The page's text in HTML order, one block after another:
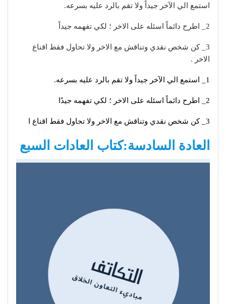
استمع الي الآخر جيداً ولا تقم بالرد عليه بسرعه.
2_ اطرح دائماً اسئله على الاخر ؛ لكي تفهمه جيداً
3_ كن شخص نقدي وتناقش مع الاخر ولا تحاول فقط اقناع
الاخر .
1_ استمع الي الآخر جيداً ولا تقم بالرد عليه بسرعه.
2_ اطرح دائماً اسئله على الاخر ؛ لكي تفهمه جيدًا
3_ كن شخص نقدي وتناقش مع الاخر ولا تحاول فقط اقناع ا
العادة السادسة:كتاب العادات السبع